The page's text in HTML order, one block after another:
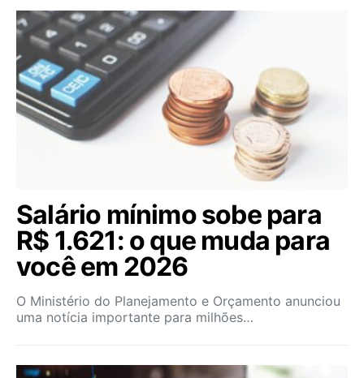
Salário mínimo sobe para
R$ 1.621: o que muda para
você em 2026
O Ministério do Planejamento e Orçamento anunciou
uma notícia importante para milhões…